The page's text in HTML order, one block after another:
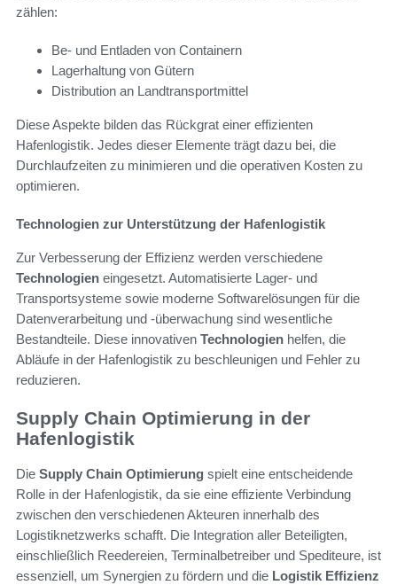
zählen:
Be- und Entladen von Containern
Lagerhaltung von Gütern
Distribution an Landtransportmittel
Diese Aspekte bilden das Rückgrat einer effizienten
Hafenlogistik. Jedes dieser Elemente trägt dazu bei, die
Durchlaufzeiten zu minimieren und die operativen Kosten zu
optimieren.
Technologien zur Unterstützung der Hafenlogistik
Zur Verbesserung der Effizienz werden verschiedene
Technologien eingesetzt. Automatisierte Lager- und
Transportsysteme sowie moderne Softwarelösungen für die
Datenverarbeitung und -überwachung sind wesentliche
Bestandteile. Diese innovativen Technologien helfen, die
Abläufe in der Hafenlogistik zu beschleunigen und Fehler zu
reduzieren.
Supply Chain Optimierung in der
Hafenlogistik
Die Supply Chain Optimierung spielt eine entscheidende
Rolle in der Hafenlogistik, da sie eine effiziente Verbindung
zwischen den verschiedenen Akteuren innerhalb des
Logistiknetzwerks schafft. Die Integration aller Beteiligten,
einschließlich Reedereien, Terminalbetreiber und Spediteure, ist
essenziell, um Synergien zu fördern und die Logistik Effizienz